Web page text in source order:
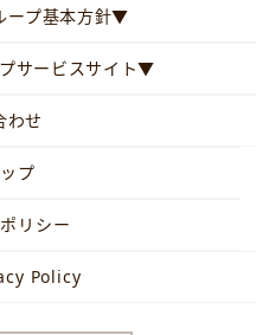
ープ基本方針▼
サービスサイト▼
わせ
プ
リシー
Policy